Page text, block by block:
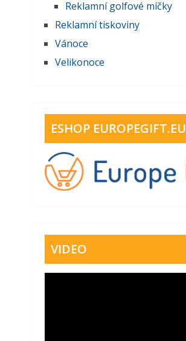
Reklamní golfové míčky
Reklamní tiskoviny
Vánoce
Velikonoce
ESHOP EUROPEGIFT.EU
VIDEO